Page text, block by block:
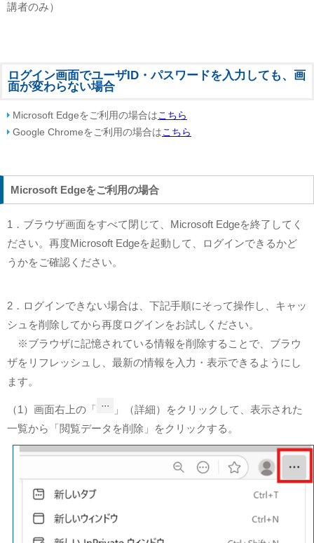
講者のみ）
ログイン画面でユーザID・パスワードを入力しても、画
面が変わらない場合
Microsoft Edgeをご利用の場合はこちら
Google Chromeをご利用の場合はこちら
Microsoft Edgeをご利用の場合
1．ブラウザ画面をすべて閉じて、Microsoft Edgeを終了してく
ださい。再度Microsoft Edgeを起動して、ログインできるかど
うかをご確認ください。
2．ログインできない場合は、下記手順にそって操作し、キャッ
シュを削除してから再度ログインをお試しください。
※ブラウザに記憶されている情報を削除することで、ブラウ
ザをリフレッシュし、最新の情報を入力・表示できるようにし
ます。
（1）画面右上の「
」（詳細）をクリックして、表示された
一覧から「閲覧データを削除」をクリックする。